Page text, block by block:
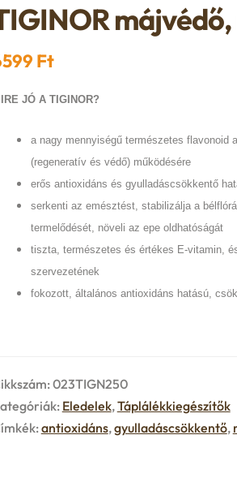
Ft
JÓ A TIGINOR?
a nagy mennyiségű természetes flavonoid
(regeneratív és védő) működésére
erős antioxidáns és gyulladáscsökkentő
serkenti az emésztést, stabilizálja a
termelődését, növeli az epe oldhatóságát
tiszta, természetes és értékes E-vitamin,
szervezetének
fokozott, általános antioxidáns hatású,
023TIGN250
Eledelek,Táplálékkiegészítők
antioxidáns,gyulladáscsökkentő,